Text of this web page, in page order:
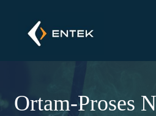
Ortam-Proses